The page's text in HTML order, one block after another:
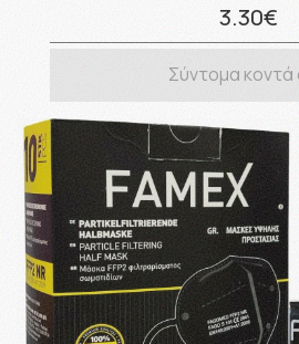
3.30€
Σύντομα κοντά